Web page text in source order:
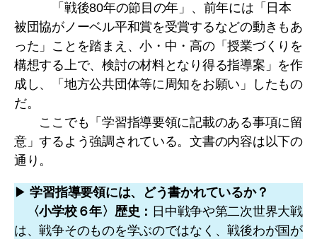
「戦後80年の節目の年」、前年には「日本
被団協がノーベル平和賞を受賞するなどの動きもあ
った」ことを踏まえ、小・中・高の「授業づくりを
構想する上で、検討の材料となり得る指導案」を作
成し、「地方公共団体等に周知をお願い」したもの
だ。
ここでも「学習指導要領に記載のある事項に留
意」するよう強調されている。文書の内容は以下の
通り。
▶学習指導要領には、どう書かれているか？
〈小学校６年〉歴史： 日中戦争や第二次世界大戦
は、戦争そのものを学ぶのではなく、戦後わが国が